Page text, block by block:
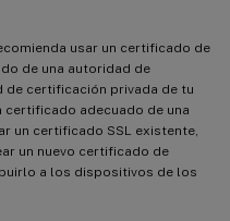
usar un certificado de
de una autoridad de
certificación privada de tu
certificado adecuado de una
un certificado SSL existente,
un nuevo certificado de
a los dispositivos de los